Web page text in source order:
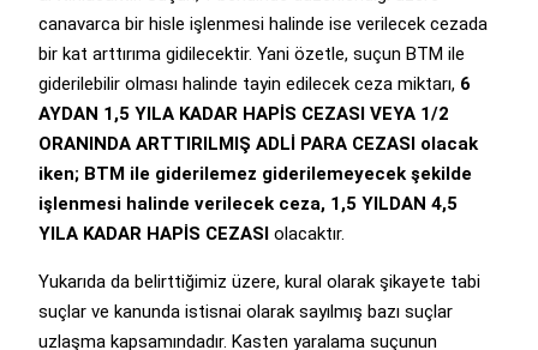
canavarca bir hisle işlenmesi halinde ise verilecek cezada
bir kat arttırıma gidilecektir. Yani özetle, suçun BTM ile
giderilebilir olması halinde tayin edilecek ceza miktarı, 6
AYDAN 1,5 YILA KADAR HAPİS CEZASI VEYA 1/2
ORANINDA ARTTIRILMIŞ ADLİ PARA CEZASI olacak
iken; BTM ile giderilemez giderilemeyecek şekilde
işlenmesi halinde verilecek ceza, 1,5 YILDAN 4,5
YILA KADAR HAPİS CEZASIolacaktır.
Yukarıda da belirttiğimiz üzere, kural olarak şikayete tabi
suçlar ve kanunda istisnai olarak sayılmış bazı suçlar
uzlaşma kapsamındadır. Kasten yaralama suçunun